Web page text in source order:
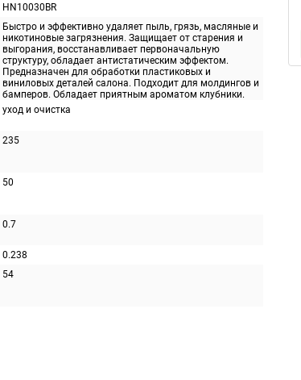
HN10030BR
Быстро и эффективно удаляет пыль, грязь, масляные и
никотиновые загрязнения. Защищает от старения и
выгорания, восстанавливает первоначальную
структуру, обладает антистатическим эффектом.
Предназначен для обработки пластиковых и
виниловых деталей салона. Подходит для молдингов и
бамперов. Обладает приятным ароматом клубники.
уход и очистка
235
50
0.7
0.238
54